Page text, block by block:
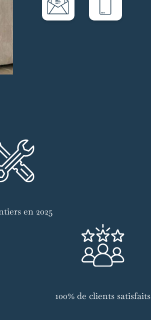
en 2025
100% de clients satisfaits